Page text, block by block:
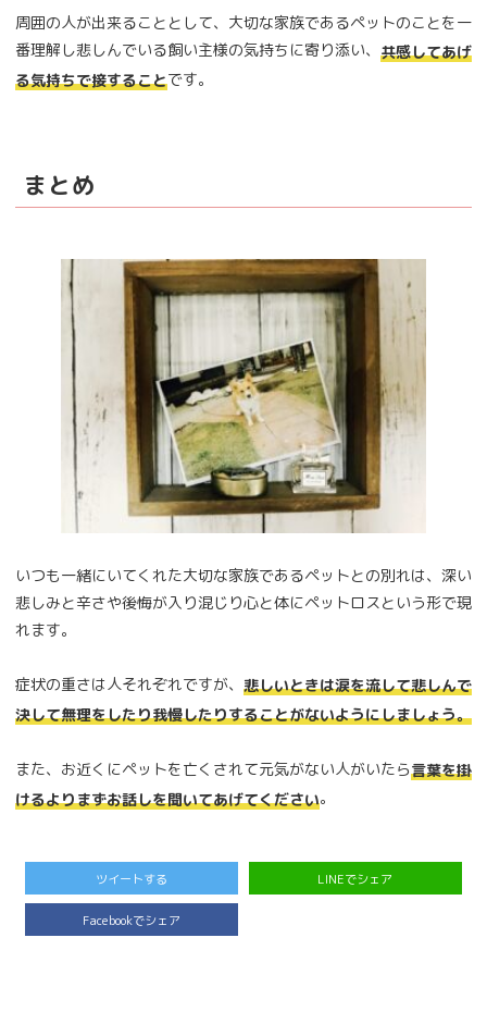
周囲の人が出来ることとして、大切な家族であるペットのことを一
番理解し悲しんでいる飼い主様の気持ちに寄り添い、 共感してあげ
る気持ちで接することです。
まとめ
いつも一緒にいてくれた大切な家族であるペットとの別れは、深い
悲しみと辛さや後悔が入り混じり心と体にペットロスという形で現
れます。
症状の重さは人それぞれですが、 悲しいときは涙を流して悲しんで
決して無理をしたり我慢したりすることがないようにしましょう。
また、お近くにペットを亡くされて元気がない人がいたら言葉を掛
けるよりまずお話しを聞いてあげてください。
ツイートする LINEでシェア
Facebookでシェア